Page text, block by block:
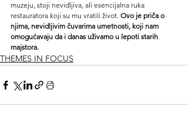
muzeju, stoji nevidljiva, ali esencijalna ruka
restauratora koji su mu vratili život. Ovo je priča o
njima, nevidljivim čuvarima umetnosti, koji nam
omogućavaju da i danas uživamo u lepoti starih
majstora.
THEMES IN FOCUS